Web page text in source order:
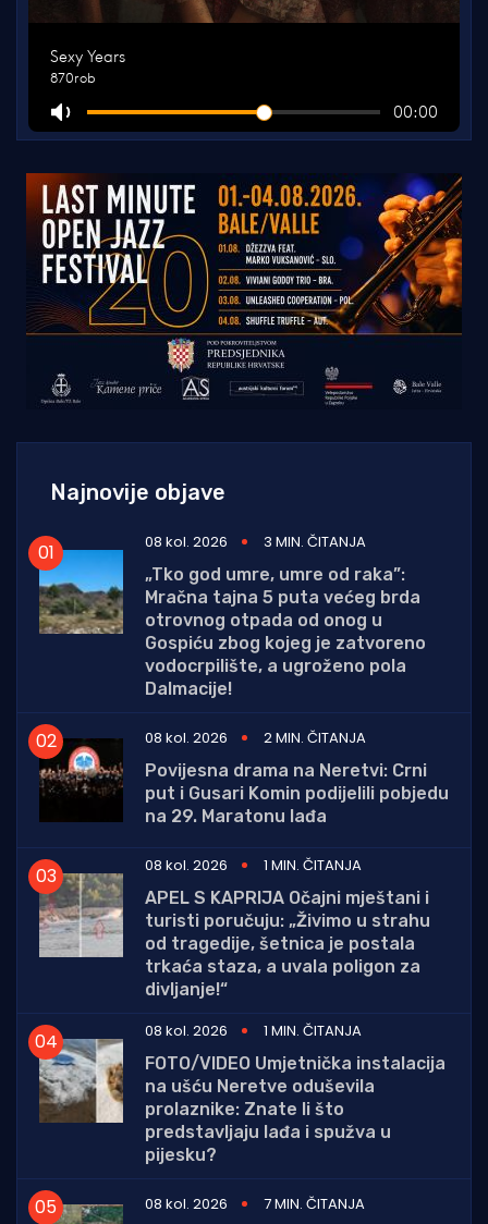
Najnovije objave
08 kol. 2026
3 MIN. ČITANJA
„Tko god umre, umre od raka”:
Mračna tajna 5 puta većeg brda
otrovnog otpada od onog u
Gospiću zbog kojeg je zatvoreno
vodocrpilište, a ugroženo pola
Dalmacije!
08 kol. 2026
2 MIN. ČITANJA
Povijesna drama na Neretvi: Crni
put i Gusari Komin podijelili pobjedu
na 29. Maratonu lađa
08 kol. 2026
1 MIN. ČITANJA
APEL S KAPRIJA Očajni mještani i
turisti poručuju: „Živimo u strahu
od tragedije, šetnica je postala
trkaća staza, a uvala poligon za
divljanje!“
08 kol. 2026
1 MIN. ČITANJA
FOTO/VIDEO Umjetnička instalacija
na ušću Neretve oduševila
prolaznike: Znate li što
predstavljaju lađa i spužva u
pijesku?
08 kol. 2026
7 MIN. ČITANJA